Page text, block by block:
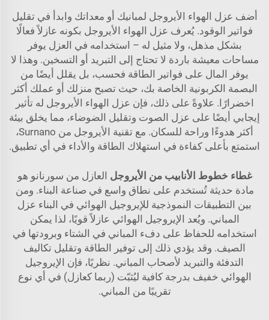
أضف عزل الهواء الأيروجل لمبانيك أو معداتك وابدأ في تقليل
فواتير الوقود. يُعرف عزل الهواء الأيروجل بكونه عازلاً فعالًا
بشكل مذهل، ولا مثيل له – استخدامه في العزل يوفر
مساحات معيشة باردة لا تحتاج إلى التبريد أو التسخين. وهذا لا
يوفر المال على فواتير الطاقة فحسب، بل يقلل أيضًا من
البصمة الكربونية الخاصة بك، حيث تصبح منزلك أو عملك أكثر
اخضرارًا. علاوةً على ذلك، فإن عزل الهواء الأيروجل له تأثير
إيجابي أيضًا على عزل الصوت وتقليل الضوضاء، مما يخلق بيئة
أكثر هدوءًا وراحة للسكان. مع تقنية الأيروجل من Surnano،
استمتع بأعلى كفاءة في استهلاك الطاقة والأداء في أي تطبيق.
غطاء خطوط الأنابيب من الأيروجل العازل من سورنانو هو
مادة حديثة تُستخدم على نطاق واسع في صناعة البناء. ومن
بين التطبيقات النموذجية للإيروجيل الهوائي في البناء عزل
المباني. ويُعد الإيروجيل الهوائي عازلاً قويًا، لذا يمكن
استخدامه للحفاظ على دفء المباني في الشتاء وبرودتها في
الصيف. وقد يؤدي ذلك إلى توفير الطاقة وتقليل تكاليف
التدفئة والتبريد لأصحاب المباني. نظريًا، فإن الإيروجيل
الهوائي خفيف بدرجة كافية ليُثبّت (ربما كعازل) في أي نوع
تقريبًا من المباني.